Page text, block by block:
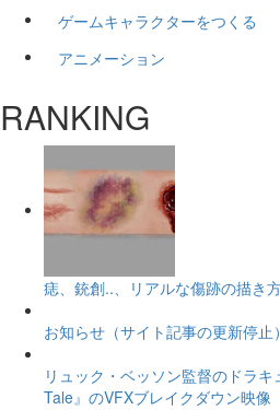
ゲームキャラクターをつくる
アニメーション
RANKING
痣、銃創..、リアルな傷跡の描き
お知らせ（サイト記事の更新停止）
リュック・ベッソン監督のドラ
Tale』のVFXブレイクダウン映像